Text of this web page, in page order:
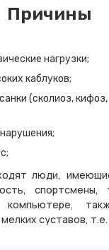
Причины
нагрузки;
каблуков;
(сколиоз,
люди,
суставов, т.е.